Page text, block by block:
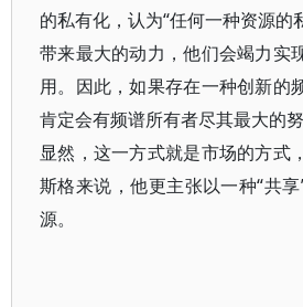
的私有化，认为“任何一种资源的
带来最大的动力，他们会竭力实
用。因此，如果存在一种创新的
肯定会有频谱所有者尽其最大的努
显然，这一方式就是市场的方式
斯格来说，他更主张以一种“共
源。